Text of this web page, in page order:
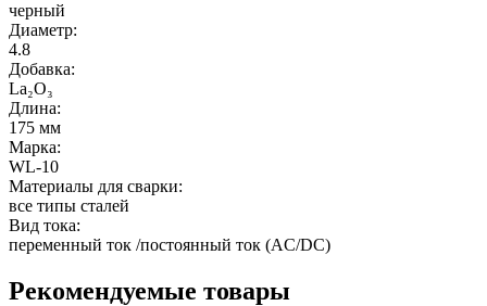
черный
Диаметр:
4.8
Добавка:
La₂O₃
Длина:
175 мм
Марка:
WL-10
Материалы для сварки:
все типы сталей
Вид тока:
переменный ток /постоянный ток (AC/DC)
Рекомендуемые товары